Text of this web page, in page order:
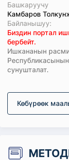
Башкаруучу
Камбаров
Байланышуу:
Биздин портал
бербейт.
Ишкананын
сунушталат.
Көбүрөөк